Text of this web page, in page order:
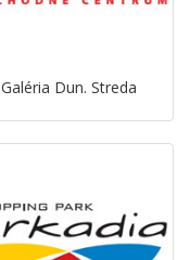
Galéria Dun. Streda